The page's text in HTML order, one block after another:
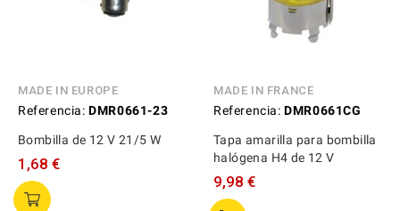
MADE IN EUROPE
Referencia: DMR0661-23
Bombilla de 12 V 21/5 W
1,68 €
MADE IN FRANCE
Referencia: DMR0661CG
Tapa amarilla para bombilla
halógena H4 de 12 V
9,98 €